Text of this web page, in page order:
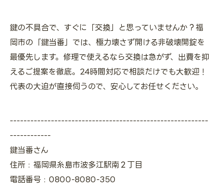
鍵の不具合で、すぐに「交換」と思っていませんか？福
岡市の「鍵当番」では、極力壊さず開ける非破壊開錠を
最優先します。修理で使えるなら交換は急がず、出費を抑
えるご提案を徹底。24時間対応で相談だけでも大歓迎！
代表の大迫が直接伺うので、安心してお任せください。
----------------------------------------------------------
------------
鍵当番さん
住所 : 福岡県糸島市波多江駅南２丁目
電話番号 : 0800-8080-350